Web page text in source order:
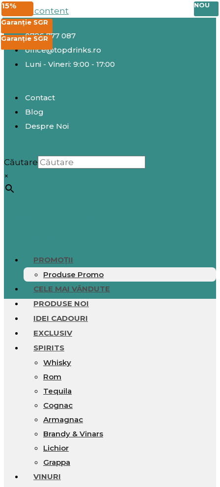
Skip to content
0786 777 087
office@topdrinks.ro
Luni - Vineri: 9:00 - 17:00
Contact
Blog
Despre Noi
Căutare
×
PROMOȚII
Produse Promo
CELE MAI VÂNDUTE
PRODUSE NOI
IDEI CADOURI
EXCLUSIV
SPIRITS
Whisky
Rom
Tequila
Cognac
Armagnac
Brandy & Vinars
Lichior
Grappa
VINURI
25%
EXCLUSIV
Garanție SGR
20%
EXCLUSIV
Garanție SGR
20%
Garanție SGR
NOU
15%